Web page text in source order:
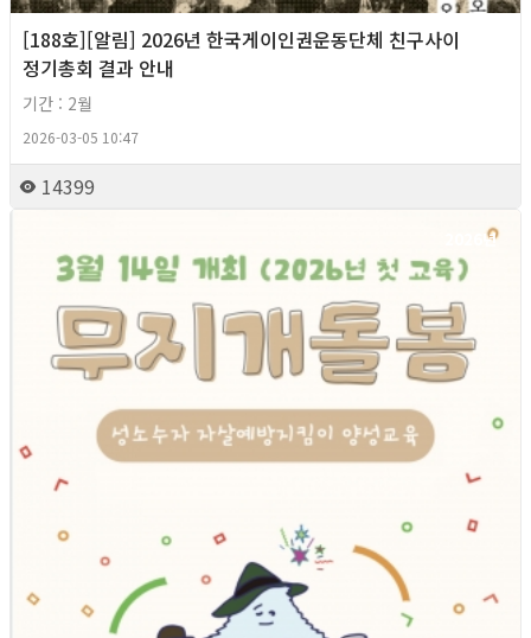
[188호][알림] 2026년 한국게이인권운동단체 친구사이
정기총회 결과 안내
기간 : 2월
2026-03-05 10:47
14399
2026년